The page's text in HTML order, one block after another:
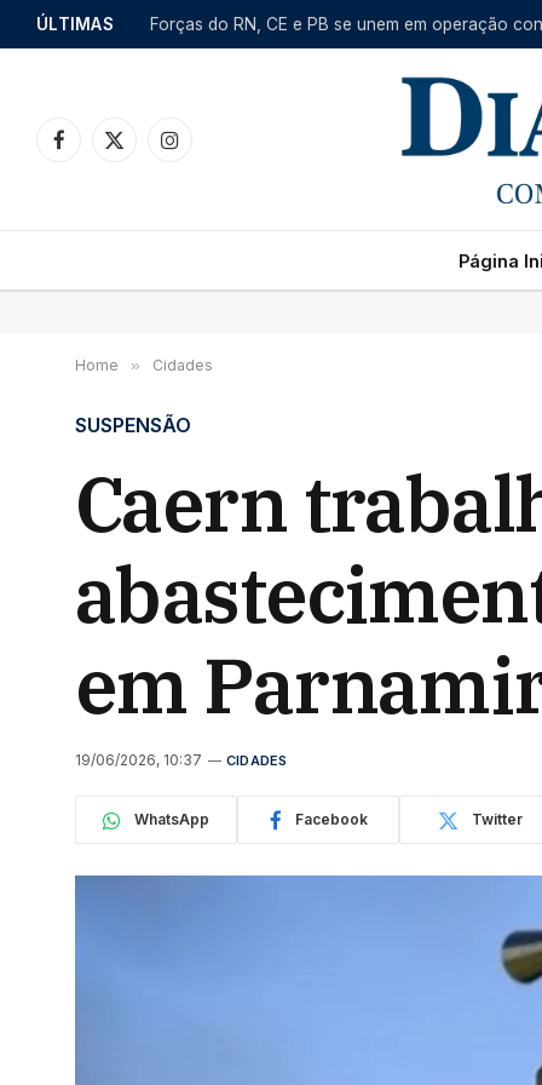
ÚLTIMAS
Facebook
X
Instagram
Página
Home » Cidades
SUSPENSÃO
Caern
em
19/06/2026, 10:37 CIDADES
WhatsApp Facebook Twitter